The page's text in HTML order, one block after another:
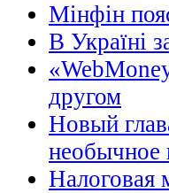
Мінфін
В Україні
другом
Новый
необычное
Налоговая